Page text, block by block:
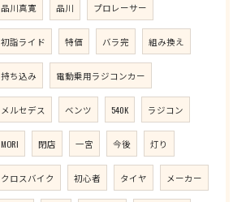
品川真寛 品川 プロレーサー
初詣ライド 特価 バラ完 組み換え
持ち込み 電動乗用ラジコンカー
メルセデス ベンツ 540K ラジコン
MORI 閉店 一宮 今後 灯り
クロスバイク 初心者 タイヤ メーカー